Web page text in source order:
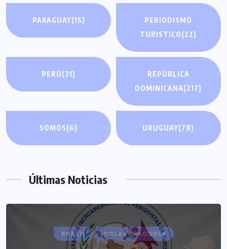
PARAGUAY(15)
PERIODISMO
TURISTICO(22)
PERÚ(31)
REPÚBLICA
DOMINICANA(217)
SOMOS(6) URUGUAY(78)
Últimas Noticias